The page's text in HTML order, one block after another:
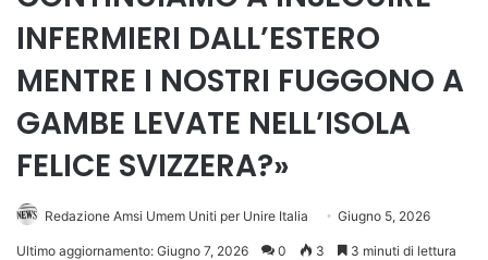
INFERMIERI DALL’ESTERO
MENTRE I NOSTRI FUGGONO A
GAMBE LEVATE NELL’ISOLA
FELICE SVIZZERA?»
Redazione Amsi Umem Uniti per Unire Italia Giugno 5, 2026
Ultimo aggiornamento: Giugno 7, 2026 0 3 3 minuti di lettura